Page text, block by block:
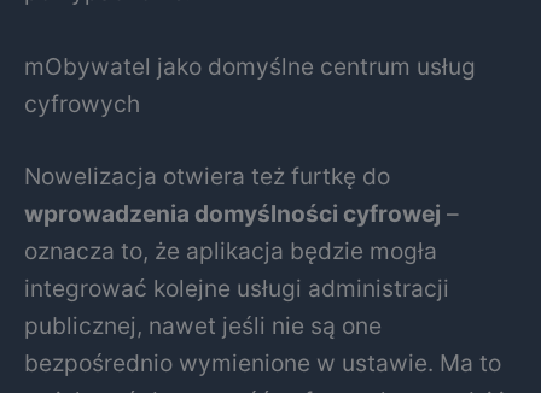
mObywatel jako domyślne centrum usług
cyfrowych
Nowelizacja otwiera też furtkę do
wprowadzenia domyślności cyfrowej –
oznacza to, że aplikacja będzie mogła
integrować kolejne usługi administracji
publicznej, nawet jeśli nie są one
bezpośrednio wymienione w ustawie. Ma to